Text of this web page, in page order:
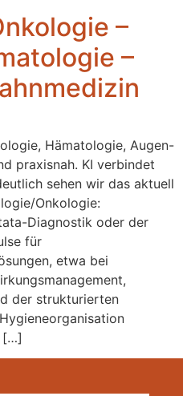
–
–
Hämatologie, Augen-
praxisnah. KI verbindet
sehen wir das aktuell
Onkologie:
Diagnostik oder der
für
etwa bei
der strukturierten
[…]